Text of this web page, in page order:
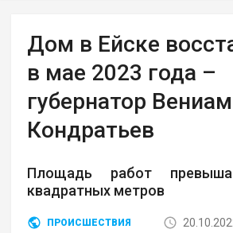
Дом в Ейске
в мае 2023 года –
губернатор
Кондратьев
Площадь работ
квадратных метров
ПРОИСШЕСТВИЯ